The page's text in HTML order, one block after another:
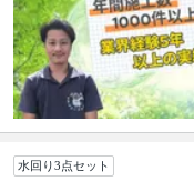
水回り3点セット